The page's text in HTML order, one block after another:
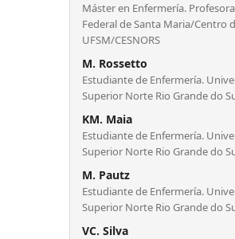
Máster en Enfermería.
Federal de Santa Maria/Centro
UFSM/CESNORS
M. Rossetto
Estudiante de Enfermería.
Superior Norte Rio Grande do
KM. Maia
Estudiante de Enfermería.
Superior Norte Rio Grande do
M. Pautz
Estudiante de Enfermería.
Superior Norte Rio Grande do
VC. Silva